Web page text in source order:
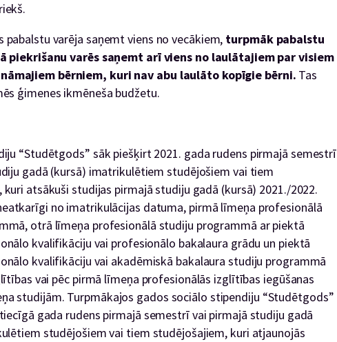
pabalstu varēja saņemt viens no vecākiem, turpmāk pabalstu
piekrišanu varēs saņemt arī viens no laulātajiem par visiem
bērniem, kuri nav abu laulāto kopīgie bērni. Tas
ģimenes ikmēneša budžetu.
“Studētgods” sāk piešķirt 2021. gada rudens pirmajā semestrī
gadā (kursā) imatrikulētiem studējošiem vai tiem
atsākuši studijas pirmajā studiju gadā (kursā) 2021./2022.
no imatrikulācijas datuma, pirmā līmeņa profesionālā
otrā līmeņa profesionālā studiju programmā ar piektā
kvalifikāciju vai profesionālo bakalaura grādu un piektā
kvalifikāciju vai akadēmiskā bakalaura studiju programmā
vai pēc pirmā līmeņa profesionālās izglītības iegūšanas
studijām. Turpmākajos gados sociālo stipendiju “Studētgods”
gada rudens pirmajā semestrī vai pirmajā studiju gadā
studējošiem vai tiem studējošajiem, kuri atjaunojās